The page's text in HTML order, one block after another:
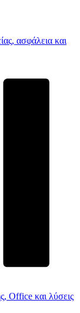
ασφάλεια και
Office και λύσεις